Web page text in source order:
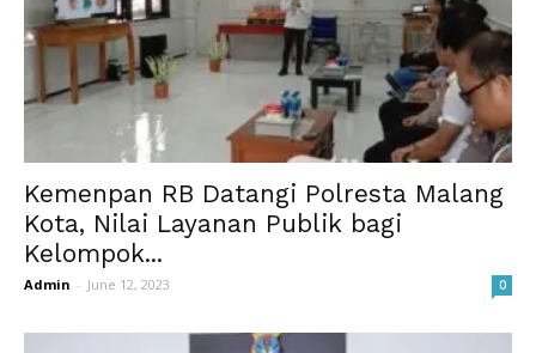
Kemenpan RB Datangi Polresta Malang
Kota, Nilai Layanan Publik bagi
Kelompok...
Admin - June 12, 2023 0